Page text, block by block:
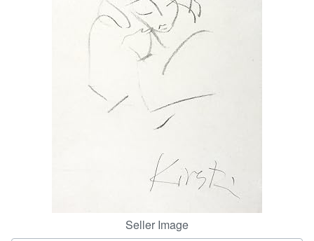
CLOSE
Seller Image